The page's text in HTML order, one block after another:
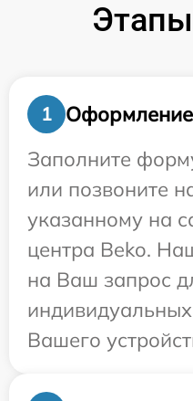
1
Заполните
или позвоните
указанному на
центра Beko.
на Ваш запрос
Вашего